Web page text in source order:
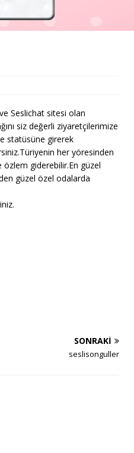
Seslichat sitesi olan
siz değerli ziyaretçilerimize
statüsüne girerek
her yöresinden
giderebilir.En güzel
güzel özel odalarda
SONRAKI
seslisonguller